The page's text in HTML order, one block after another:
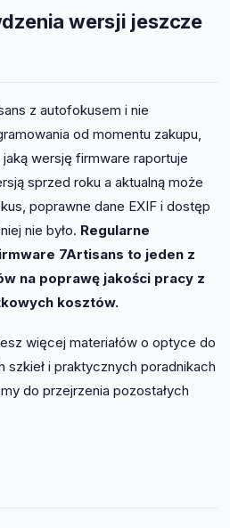
wersji jeszcze
z autofokusem i nie
od momentu zakupu,
wersję firmware raportuje
sprzed roku a aktualną może
poprawne dane EXIF i dostęp
nie było. Regularne
7Artisans to jeden z
na poprawę jakości pracy z
kosztów.
więcej materiałów o optyce do
i praktycznych poradnikach
do przejrzenia pozostałych